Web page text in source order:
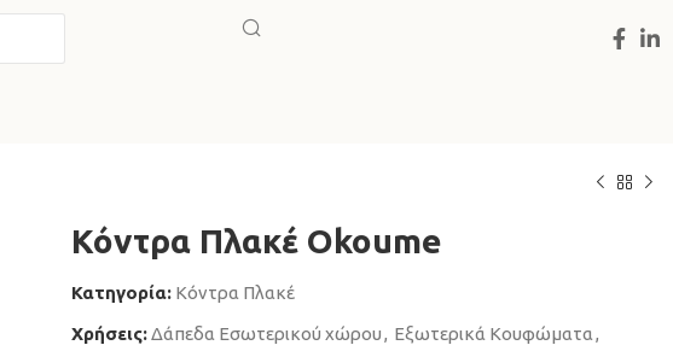
Κόντρα Πλακέ Okoume
Κατηγορία: Κόντρα Πλακέ
Χρήσεις:Δάπεδα Εσωτερικού χώρου, Εξωτερικά Κουφώματα,